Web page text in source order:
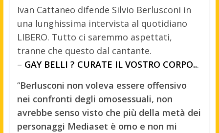
Ivan Cattaneo difende Silvio Berlusconi in
una lunghissima intervista al quotidiano
LIBERO. Tutto ci saremmo aspettati,
tranne che questo dal cantante.
– GAY BELLI ? CURATE IL VOSTRO CORPO...
“Berlusconi non voleva essere offensivo
nei confronti degli omosessuali, non
avrebbe senso visto che più della metà dei
personaggi Mediaset è omo e non mi